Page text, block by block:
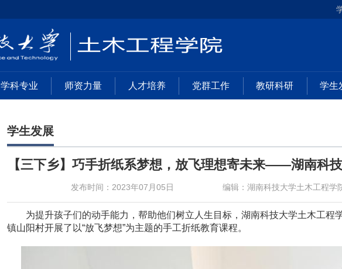
学科专业 师资力量 人才培养 党群工作 教研科研 学生
学生发展
【三下乡】巧手折纸系梦想，放飞理想寄未来——湖南科
发布时间：2023年07月05日 编辑：湖南科技大学土木工程学
为提升孩子们的动手能力，帮助他们树立人生目标，湖南科技大学土木工
镇山阳村开展了以“放飞梦想”为主题的手工折纸教育课程。